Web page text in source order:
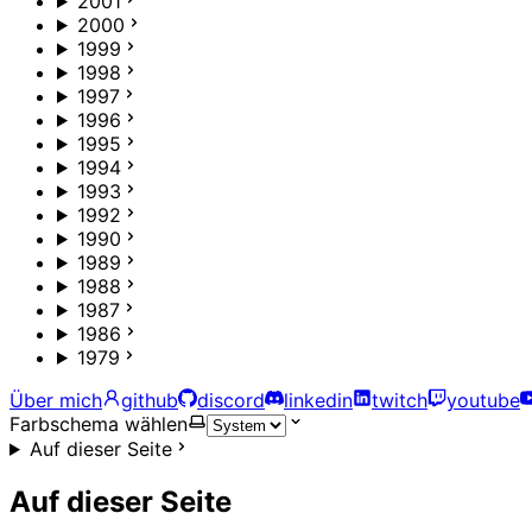
2000
1999
1998
1997
1996
1995
1994
1993
1992
1990
1989
1988
1987
1986
1979
Über mich
github discord linkedin twitch youtube
Farbschema wählen
Auf dieser Seite
Auf dieser Seite